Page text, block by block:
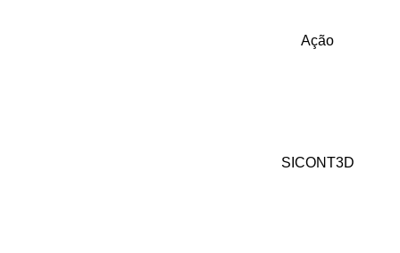
Ação
SICONT3D